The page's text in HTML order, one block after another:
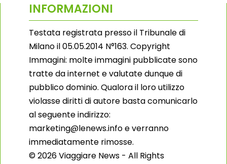
INFORMAZIONI
Testata registrata presso il Tribunale di
Milano il 05.05.2014 N°163. Copyright
Immagini: molte immagini pubblicate sono
tratte da internet e valutate dunque di
pubblico dominio. Qualora il loro utilizzo
violasse diritti di autore basta comunicarlo
al seguente indirizzo:
marketing@lenews.info e verranno
immediatamente rimosse.
© 2026 Viaggiare News - All Rights